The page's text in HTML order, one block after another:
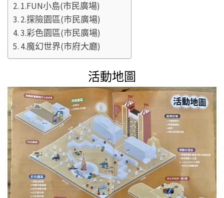
1.FUN小島(市民廣場)
2.探險園區(市民廣場)
3.彩色園區(市民廣場)
4.魔幻世界(市府大廳)
活動地圖